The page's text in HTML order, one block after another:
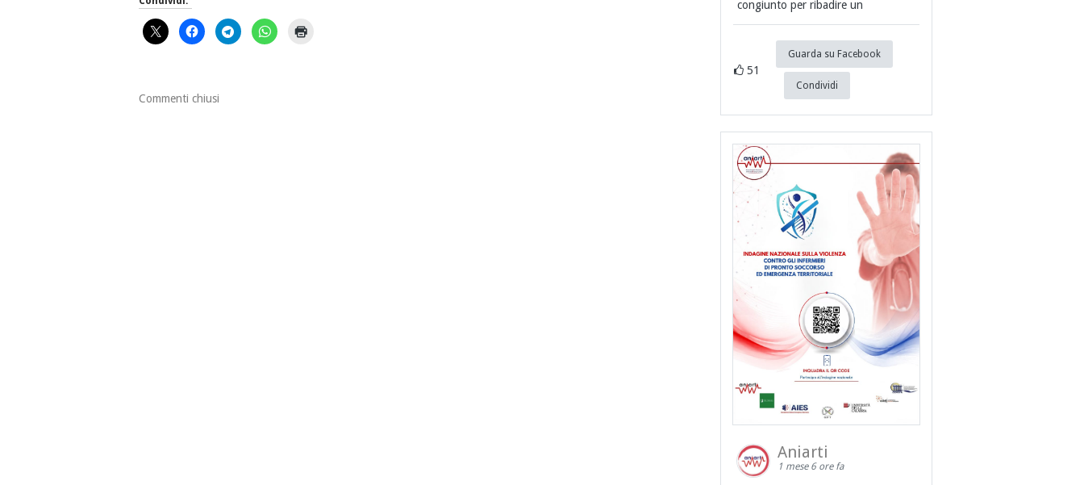
Commenti chiusi
congiunto per ribadire un
51
Guarda su Facebook
Condividi
Aniarti
1 mese 6 ore fa